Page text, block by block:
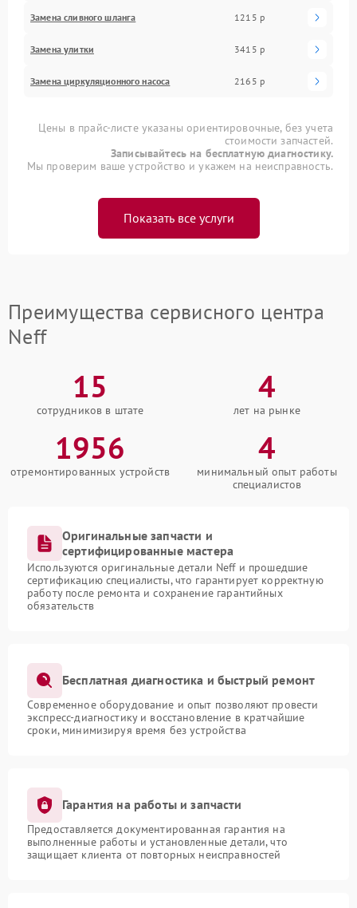
Замена сливного шланга 1215 р
Замена улитки 3415 р
Замена циркуляционного насоса 2165 р
Цены в прайс-листе указаны ориентировочные, без учета
стоимости запчастей.
Записывайтесь на бесплатную диагностику.
Мы проверим ваше устройство и укажем на неисправность.
Показать все услуги
Преимущества сервисного центра
Neff
15
сотрудников в штате
4
лет на рынке
1956
отремонтированных устройств
4
минимальный опыт работы
специалистов
Оригинальные запчасти и
сертифицированные мастера
Используются оригинальные детали Neff и прошедшие
сертификацию специалисты, что гарантирует корректную
работу после ремонта и сохранение гарантийных
обязательств
Бесплатная диагностика и быстрый ремонт
Современное оборудование и опыт позволяют провести
экспресс-диагностику и восстановление в кратчайшие
сроки, минимизируя время без устройства
Гарантия на работы и запчасти
Предоставляется документированная гарантия на
выполненные работы и установленные детали, что
защищает клиента от повторных неисправностей